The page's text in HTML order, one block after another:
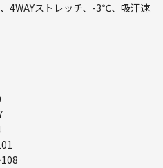
4WAYストレッチ、-3℃、吸汗速